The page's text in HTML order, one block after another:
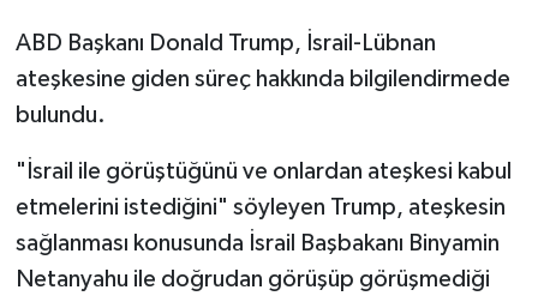
ABD Başkanı Donald Trump, İsrail-Lübnan
ateşkesine giden süreç hakkında bilgilendirmede
bulundu.
"İsrail ile görüştüğünü ve onlardan ateşkesi kabul
etmelerini istediğini" söyleyen Trump, ateşkesin
sağlanması konusunda İsrail Başbakanı Binyamin
Netanyahu ile doğrudan görüşüp görüşmediği